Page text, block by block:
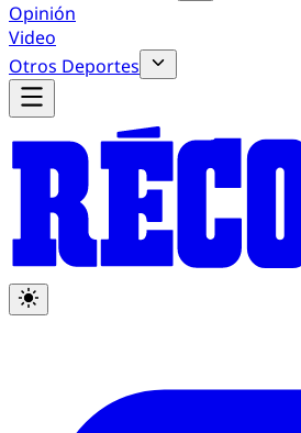
Opinión
Video
Otros Deportes